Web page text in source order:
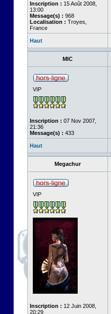
Inscription : 15 Août 2008,
13:00
Message(s) : 968
Localisation : Troyes,
France
Haut
MIC
VIP
Inscription : 07 Nov 2007,
21:36
Message(s) : 433
Haut
Megachur
VIP
Inscription : 12 Juin 2008,
20:29